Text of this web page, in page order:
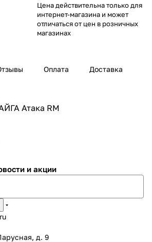
Цена действительна только для
интернет-магазина и может
отличаться от цен в розничных
магазинах
Оплата Доставка
Атака RM
и акции
д. 9